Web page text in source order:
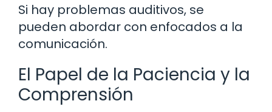
Si hay problemas auditivos, se
pueden abordar con enfocados a la
comunicación.
El Papel de la Paciencia y la
Comprensión